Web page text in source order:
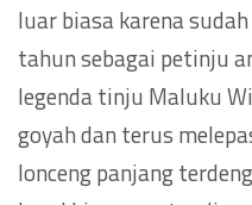
luar biasa karena
tahun sebagai petinju
legenda tinju Maluku
goyah dan terus
lonceng panjang